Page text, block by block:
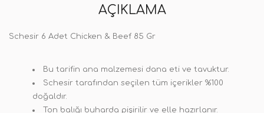
AÇIKLAMA
Schesir 6 Adet Chicken & Beef 85 Gr
Bu tarifin ana malzemesi dana eti ve tavuktur.
Schesir tarafından seçilen tüm içerikler %100
doğaldır.
Ton balığı buharda pişirilir ve elle hazırlanır.